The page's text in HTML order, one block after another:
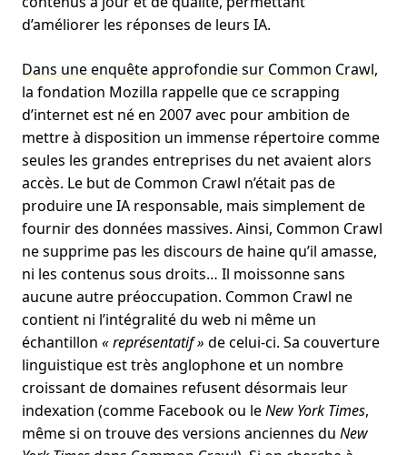
d’améliorer les réponses de leurs IA.
Dans une enquête approfondie sur Common Crawl,
la fondation Mozilla rappelle que ce scrapping
d’internet est né en 2007 avec pour ambition de
mettre à disposition un immense répertoire comme
seules les grandes entreprises du net avaient alors
accès. Le but de Common Crawl n’était pas de
produire une IA responsable, mais simplement de
fournir des données massives. Ainsi, Common Crawl
ne supprime pas les discours de haine qu’il amasse,
ni les contenus sous droits… Il moissonne sans
aucune autre préoccupation. Common Crawl ne
contient ni l’intégralité du web ni même un
échantillon « représentatif » de celui-ci. Sa couverture
linguistique est très anglophone et un nombre
croissant de domaines refusent désormais leur
indexation (comme Facebook ou leNew York Times,
même si on trouve des versions anciennes du New